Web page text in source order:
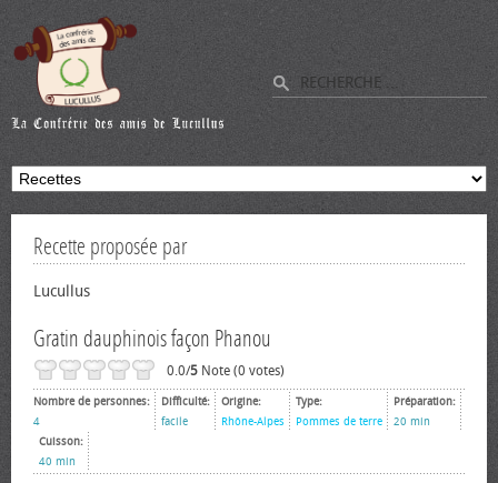
Recette proposée par
Lucullus
Gratin dauphinois façon Phanou
0.0/5 Note (0 votes)
Nombre de personnes:
4
Difficulté:
facile
Origine:
Rhône-Alpes
Type:
Pommes de terre
Préparation:
20 min
Cuisson:
40 min